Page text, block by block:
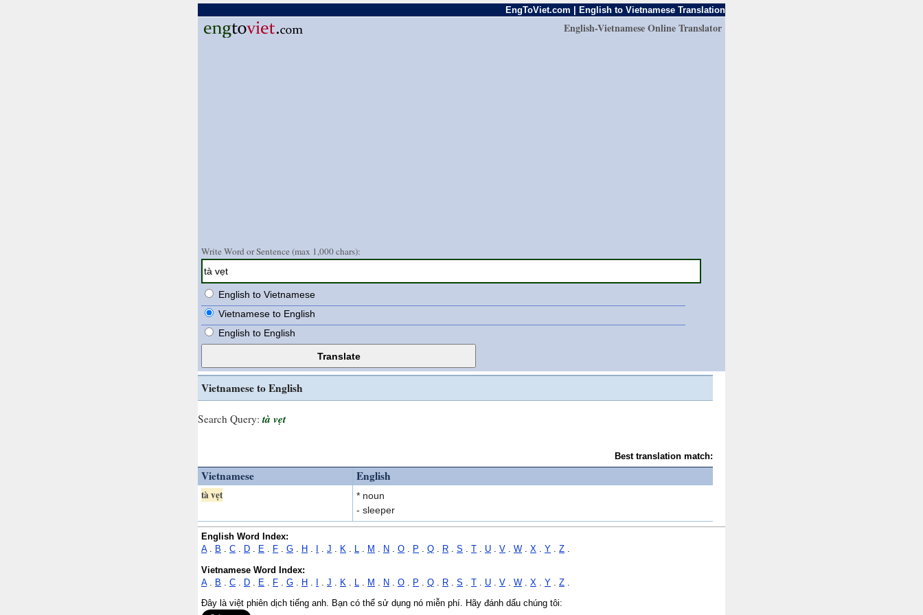
EngToViet.com | English to Vietnamese Translation
English-Vietnamese Online Translator
Write Word or Sentence (max 1,000 chars):
English to Vietnamese
Vietnamese to English
English to English
Vietnamese to English
Search Query: tà vẹt
Best translation match:
Vietnamese English
tà vẹt
* noun
- sleeper
English Word Index:
A. B . C . D . E . F . G . H . . J . K . L . M . N . O . P . Q . R . S . . U . V . W . X . Y . Z .
Vietnamese Word Index:
A. B C D E F G H J K M N O P Q R S T U V W X Y Z
Đây là việt phiên dịch tiếng anh. Bạn có thể sử dụng nó miễn phí. Hãy đánh dấu chúng tôi: